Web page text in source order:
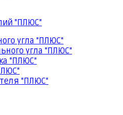
"ПЛЮС"
угла "ПЛЮС"
угла "ПЛЮС"
"ПЛЮС"
"ПЛЮС"